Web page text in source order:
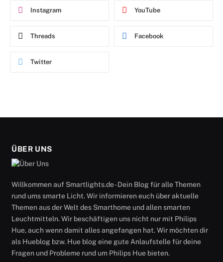
Instagram YouTube
Threads Facebook
Twitter
ÜBER UNS
Willkommen auf Smartlights.de - Dein Blog für alle Themen
rund ums smarte Licht. Wir informieren euch über aktuelle
Themen aus der Welt des Smarthome und allen smarten
Leuchtmitteln. Wir beschäftigen uns nicht nur mit Philips
Hue, auch wenn damit alles angefangen hat. Wir möchten dir
als Hueblog bzw. Hue blog eine gute Anlaufstelle für deine
Fragen und Probleme rund um Philips Hue bieten.